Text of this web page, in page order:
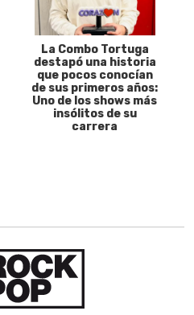
La Combo Tortuga
destapó una historia
que pocos conocían
de sus primeros años:
Uno de los shows más
insólitos de su
carrera